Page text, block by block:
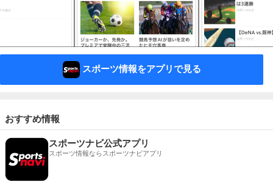
スポーツ情報をアプリで見る
おすすめ情報
スポーツナビ公式アプリ
スポーツ情報ならスポーツナビアプリ